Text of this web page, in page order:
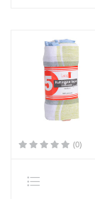
(0)